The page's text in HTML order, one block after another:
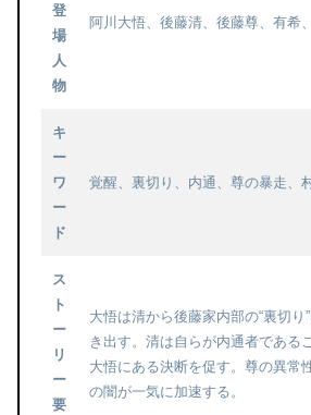
登
場
人
物
阿川大悟、後藤清、後藤尊、有希
キ
ー
ワ
ー
ド
覚醒、裏切り、内通、尊の暴走、
ス
ト
ー
リ
ー
要
大悟は清から後藤家内部の“裏切り
き出す。清は自らが内通者である
大悟にある決断を促す。尊の異常
の闇が一気に加速する。